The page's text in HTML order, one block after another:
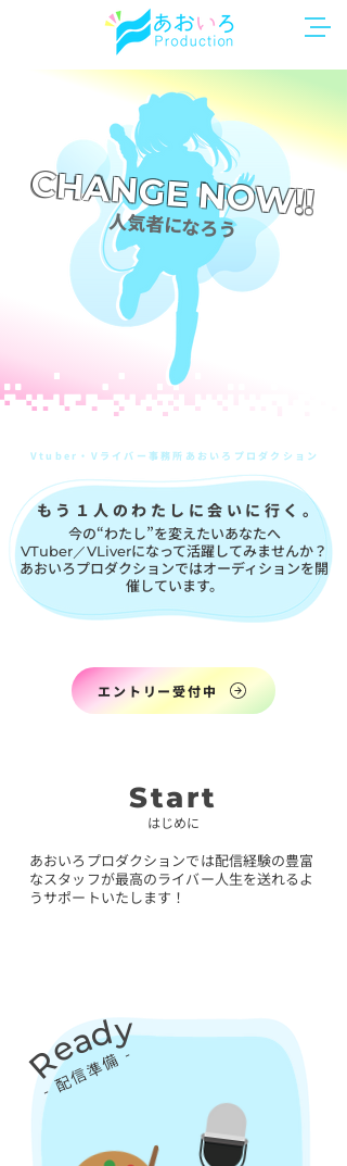
​人気者になろう
CHANGE NOW!!
もう１人のわたしに会いに行く。
今の“わたし”を変えたいあなたへ
VTuber／VLiverになって活躍してみませんか？
​あおいろプロダクションではオーディションを開
催しています。
Vtuber・Vライバー事務所あおいろプロダクション
エントリー受付中
Start
はじめに
あおいろプロダクションでは配信経験の豊富
なスタッフが最高のライバー人生を送れるよ
うサポートいたします！
​R
​- 配信準備 -
eady